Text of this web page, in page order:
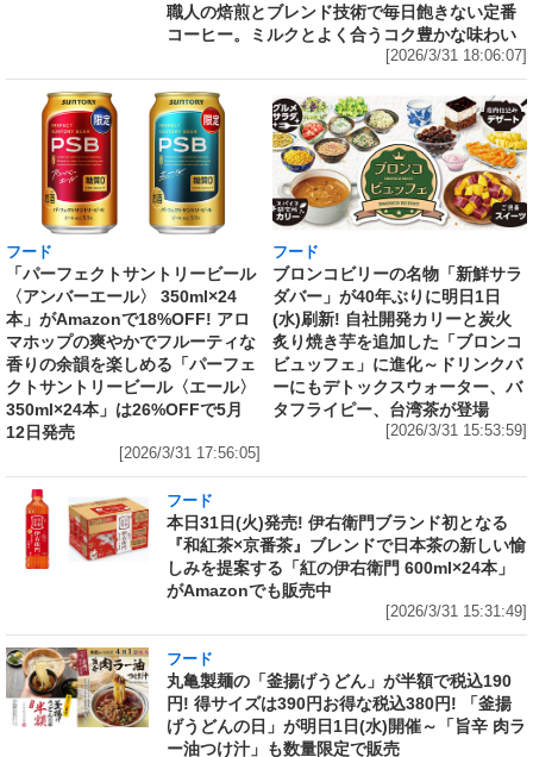
職人の焙煎とブレンド技術で毎日飽きない定番
コーヒー。ミルクとよく合うコク豊かな味わい
[2026/3/31 18:06:07]
フード
「パーフェクトサントリービール
〈アンバーエール〉 350ml×24
本」がAmazonで18%OFF! アロ
マホップの爽やかでフルーティな
香りの余韻を楽しめる「パーフェ
クトサントリービール〈エール〉
350ml×24本」は26%OFFで5月
12日発売
[2026/3/31 17:56:05]
フード
ブロンコビリーの名物「新鮮サラ
ダバー」が40年ぶりに明日1日
(水)刷新! 自社開発カリーと炭火
炙り焼き芋を追加した「ブロンコ
ビュッフェ」に進化～ドリンクバ
ーにもデトックスウォーター、バ
タフライピー、台湾茶が登場
[2026/3/31 15:53:59]
フード
本日31日(火)発売! 伊右衛門ブランド初となる
『和紅茶×京番茶』ブレンドで日本茶の新しい愉
しみを提案する「紅の伊右衛門 600ml×24本」
がAmazonでも販売中
[2026/3/31 15:31:49]
フード
丸亀製麺の「釜揚げうどん」が半額で税込190
円! 得サイズは390円お得な税込380円! 「釜揚
げうどんの日」が明日1日(水)開催～「旨辛 肉ラ
ー油つけ汁」も数量限定で販売